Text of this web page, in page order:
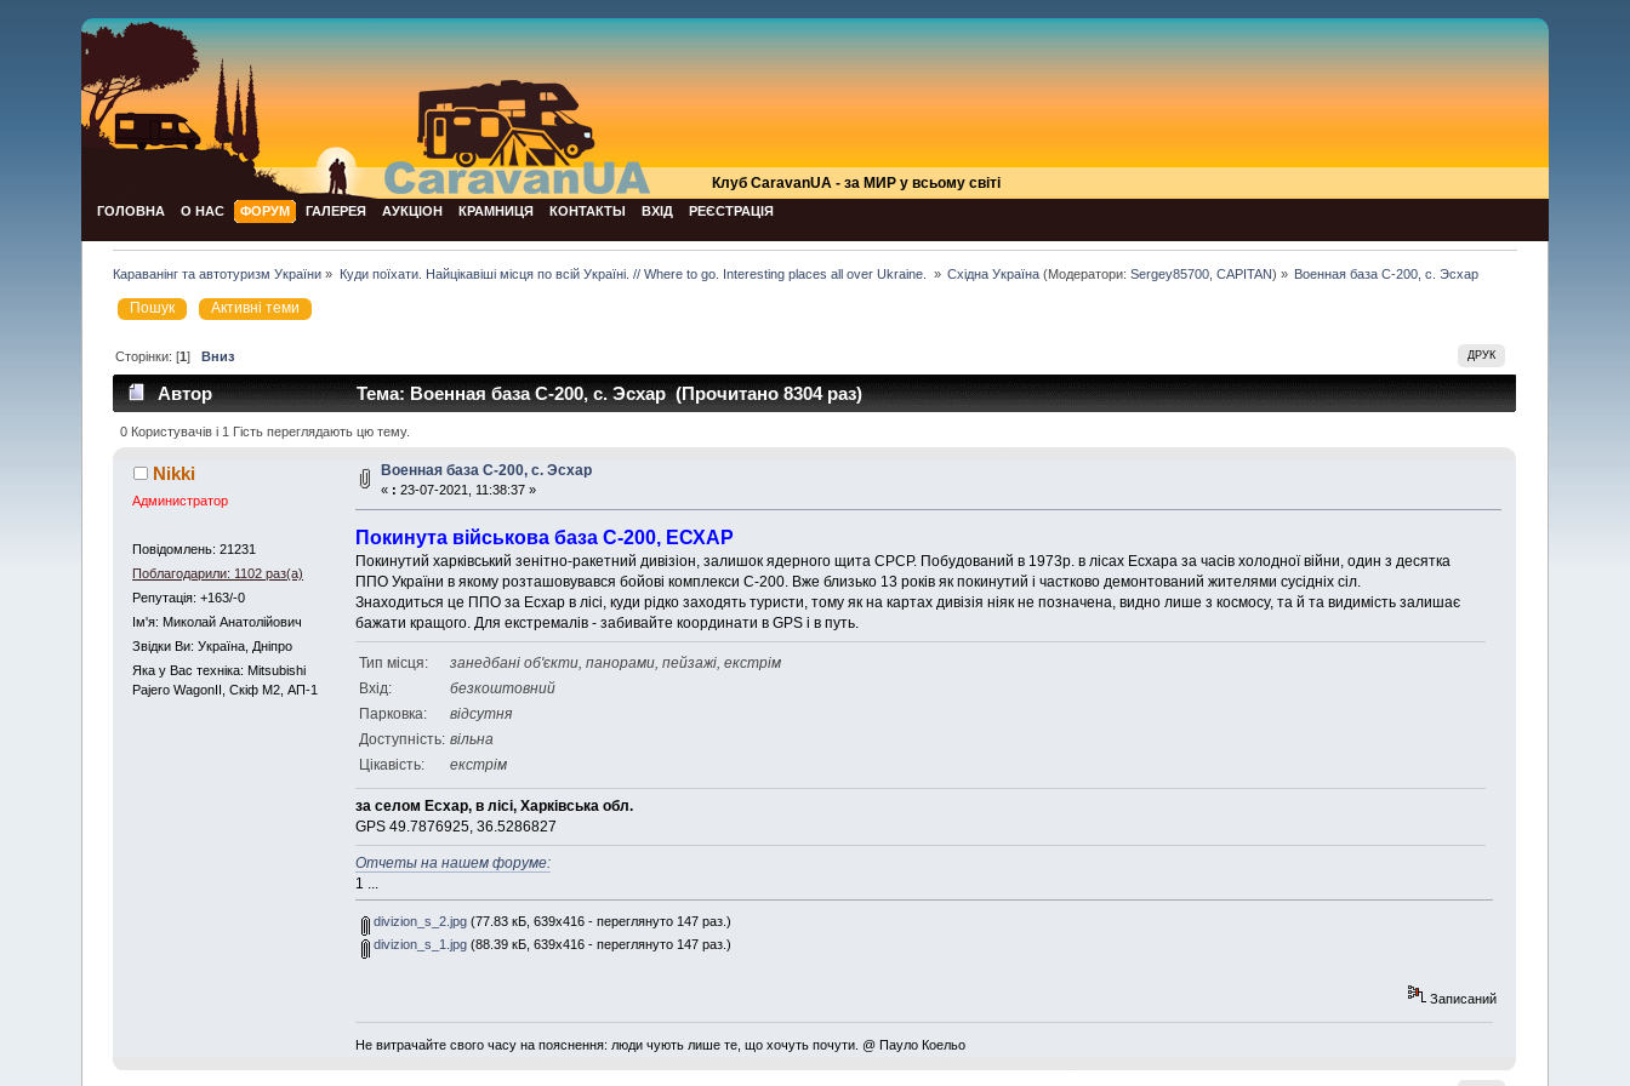
Клуб СaravanUA - за МИР у всьому світі
ГОЛОВНА О НАС ФОРУМ ГАЛЕРЕЯ АУКЦІОН КРАМНИЦЯ КОНТАКТЫ ВХІД РЕЄСТРАЦІЯ
Караванінг та автотуризм України » Куди поїхати. Найцікавіші місця по всій Україні. // Where to go. Interesting places all over Ukraine. » Східна Україна (Модератори:Sergey85700 ,CAPITAN) » Военная база С-200, с. Эсхар
Пошук Активні теми
ДРУК
Сторінки: [1]Вниз
Автор Тема: Военная база С-200, с. Эсхар (Прочитано 8304 раз)
0 Користувачів і 1 Гість переглядають цю тему.
Nikki
Администратор
Повідомлень: 21231
Поблагодарили: 1102 раз(а)
Репутація: +163/-0
Iм'я: Миколай Анатолійович
Звідки Ви: Україна, Дніпро
Яка у Вас техніка: Mitsubishi
Pajero WagonII, Скіф М2, АП-1
Военная база С-200, с. Эсхар
« : 23-07-2021, 11:38:37 »
Покинута військова база С-200, ЕСХАР
Покинутий харківський зенітно-ракетний дивізіон, залишок ядерного щита СРСР. Побудований в 1973р. в лісах Есхара за часів холодної війни, один з десятка
ППО України в якому розташовувався бойові комплекси С-200. Вже близько 13 років як покинутий і частково демонтований жителями сусідніх сіл.
Знаходиться це ППО за Есхар в лісі, куди рідко заходять туристи, тому як на картах дивізія ніяк не позначена, видно лише з космосу, та й та видимість залишає
бажати кращого. Для екстремалів - забивайте координати в GPS і в путь.
Тип місця:
занедбані об'єкти, панорами, пейзажі, екстрім
Вхід:
безкоштовний
Парковка:
відсутня
Доступність: вільна
Цікавість:
екстрім
за селом Есхар, в лісі, Харківська обл.
GPS 49.7876925, 36.5286827
Отчеты на нашем форуме:
1 ...
divіzіon_s_2.jpg (77.83 кБ, 639x416 - переглянуто 147 раз.)
divіzіon_s_1.jpg (88.39 кБ, 639x416 - переглянуто 147 раз.)
Записаний
Не витрачайте свого часу на пояснення: люди чують лише те, що хочуть почути. @ Пауло Коельо